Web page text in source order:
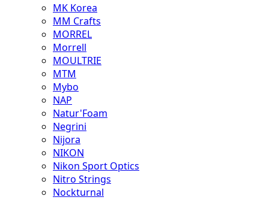
MK Korea
MM Crafts
MORREL
Morrell
MOULTRIE
MTM
Mybo
NAP
Natur'Foam
Negrini
Nijora
NIKON
Nikon Sport Optics
Nitro Strings
Nockturnal